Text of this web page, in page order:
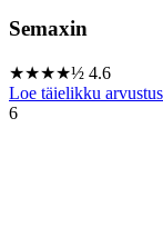
Semaxin
★★★★½ 4.6
Loe täielikku
6